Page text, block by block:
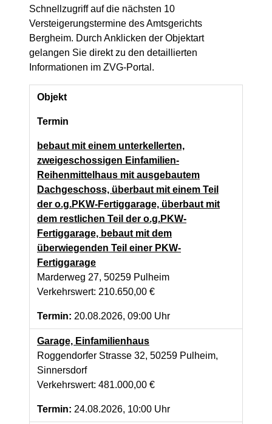
Schnellzugriff auf die nächsten 10
Versteigerungstermine des Amtsgerichts
Bergheim. Durch Anklicken der Objektart
gelangen Sie direkt zu den detaillierten
Informationen im ZVG-Portal.
Objekt
Termin
bebaut mit einem unterkellerten,
zweigeschossigen Einfamilien-
Reihenmittelhaus mit ausgebautem
Dachgeschoss, überbaut mit einem Teil
der o.g.PKW-Fertiggarage, überbaut mit
dem restlichen Teil der o.g.PKW-
Fertiggarage, bebaut mit dem
überwiegenden Teil einer PKW-
Fertiggarage
Marderweg 27, 50259 Pulheim
Verkehrswert: 210.650,00 €
Termin: 20.08.2026, 09:00 Uhr
Garage, Einfamilienhaus
Roggendorfer Strasse 32, 50259 Pulheim,
Sinnersdorf
Verkehrswert: 481.000,00 €
Termin: 24.08.2026, 10:00 Uhr